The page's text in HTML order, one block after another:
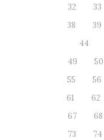
32
33
38
39
44
49
50
55
56
61
62
67
68
73
74